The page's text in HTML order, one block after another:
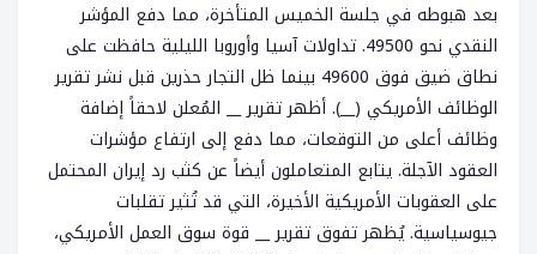
بعد هبوطه في جلسة الخميس المتأخرة، مما دفع المؤشر
النقدي نحو 49500. تداولات آسيا وأوروبا الليلية حافظت على
نطاق ضيق فوق 49600 بينما ظل التجار حذرين قبل نشر تقرير
الوظائف الأمريكي (__). أظهر تقرير __ المُعلن لاحقاً إضافة
وظائف أعلى من التوقعات، مما دفع إلى ارتفاع مؤشرات
العقود الآجلة. يتابع المتعاملون أيضاً عن كثب رد إيران المحتمل
على العقوبات الأمريكية الأخيرة، التي قد تُثير تقلبات
جيوسياسية. يُظهر تفوق تقرير __ قوة سوق العمل الأمريكي،